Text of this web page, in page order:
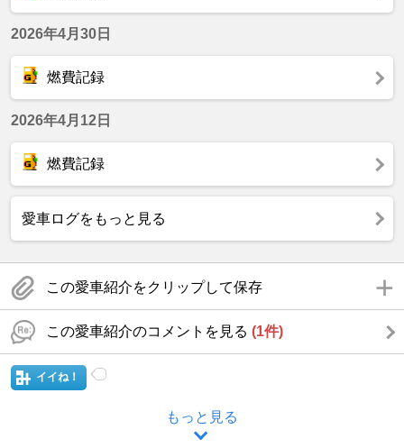
2026年4月30日
燃費記録
2026年4月12日
燃費記録
愛車ログをもっと見る
この愛車紹介をクリップして保存
この愛車紹介のコメントを見る (1件)
イイね！
もっと見る